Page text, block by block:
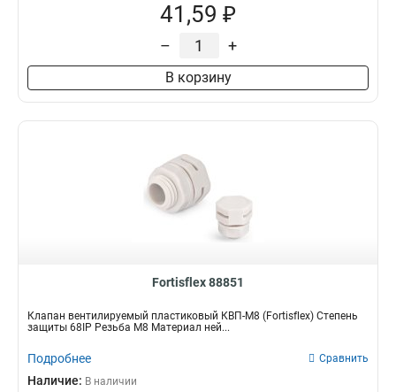
41,59 ₽
– +
В корзину
Fortisflex 88851
Клапан вентилируемый пластиковый КВП-М8 (Fortisflex) Степень
защиты 68IP Резьба M8 Материал ней...
Подробнее Сравнить
Наличие: В наличии